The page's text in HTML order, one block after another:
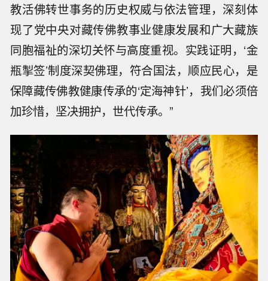
教活佛转世事务的历史权威与依法管理，深刻体
现了党中央对藏传佛教事业健康发展和广大藏族
同胞福祉的深切关怀与高度重视。实践证明，‘金
瓶掣签’制度深契佛理，符合国法，顺应民心，是
保障藏传佛教健康传承的‘定海神针’，我们必须倍
加珍惜，坚决拥护，世代传承。”